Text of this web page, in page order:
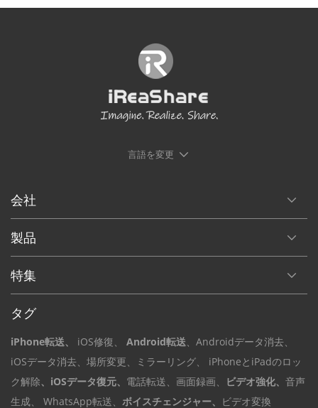
製品
特集
タグ
iPhone転送、
iOSデータ消去、場所変更 、ミラーリング、 iPhoneとiPadのロッ
ク解除、iOSデータ復元、電話転送、 画面録画、ビデオ強化、音声
生成、
WhatsApp転送、 ボイスチェンジャー、 ビデオ変換